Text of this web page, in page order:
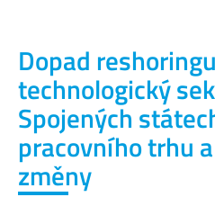
Dopad
technologický
Spojených
pracovního trhu
změny